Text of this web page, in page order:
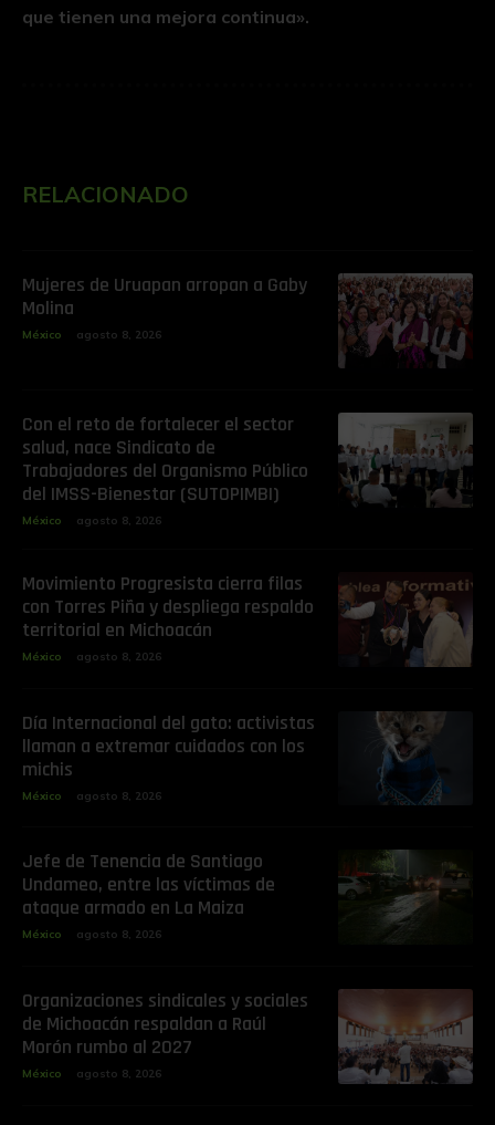
que tienen una mejora continua».
RELACIONADO
Mujeres de Uruapan arropan a Gaby
Molina
México agosto 8, 2026
Con el reto de fortalecer el sector
salud, nace Sindicato de
Trabajadores del Organismo Público
del IMSS-Bienestar (SUTOPIMBI)
México agosto 8, 2026
Movimiento Progresista cierra filas
con Torres Piña y despliega respaldo
territorial en Michoacán
México agosto 8, 2026
Día Internacional del gato: activistas
llaman a extremar cuidados con los
michis
México agosto 8, 2026
Jefe de Tenencia de Santiago
Undameo, entre las víctimas de
ataque armado en La Maiza
México agosto 8, 2026
Organizaciones sindicales y sociales
de Michoacán respaldan a Raúl
Morón rumbo al 2027
México agosto 8, 2026